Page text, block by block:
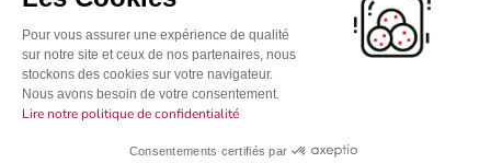
Pour vous assurer une expérience de qualité
sur notre site et ceux de nos partenaires, nous
stockons des cookies sur votre navigateur.
Nous avons besoin de votre consentement.
Lire notre politique de confidentialité
Consentements certifiés par